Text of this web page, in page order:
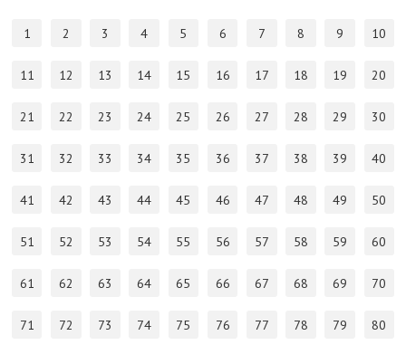
1 2 3 4 5 6 7 8 9 10
11 12 13 14 15 16 17 18 19 20
21 22 23 24 25 26 27 28 29 30
31 32 33 34 35 36 37 38 39 40
41 42 43 44 45 46 47 48 49 50
51 52 53 54 55 56 57 58 59 60
61 62 63 64 65 66 67 68 69 70
71 72 73 74 75 76 77 78 79 80